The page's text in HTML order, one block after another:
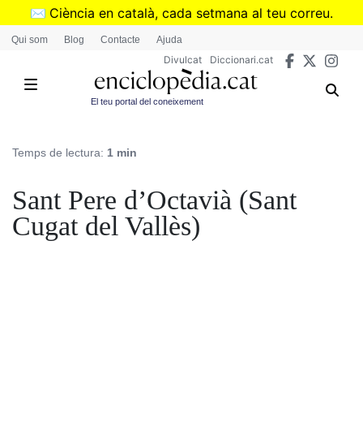
Vés
✉️ Ciència en català, cada setmana al teu correu.
➜Subscriu-te al butlletí de Divulcat
Qui som Blog Contacte Ajuda
Divulcat Diccionari.cat
El teu portal del coneixement
Temps de lectura: 1 min
Sant Pere d’Octavià (Sant
Cugat del Vallès)